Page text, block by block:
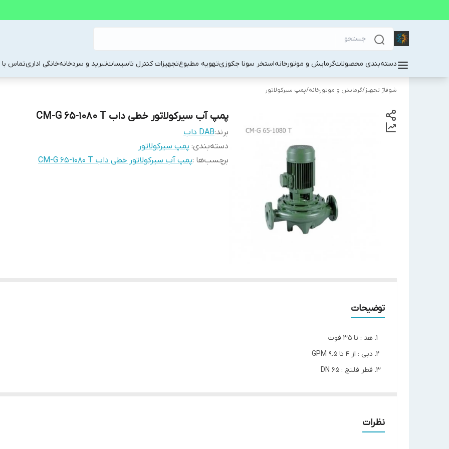
دسته‌بندی محصولاتگرمایش و موتورخانهاستخر سونا جکوزیتهویه مطبوعتجهیزات کنترل تاسیساتتبرید و سردخانهخانگی اداریتماس با
شوفاژ تجهیز/گرمایش و موتورخانه/پمپ سیرکولاتور
پمپ آب سیرکولاتور خطی داب CM-G 65-1080 T
برند:DAB داب
دسته‌بندی: پمپ سیرکولاتور
برچسب‌ها :پمپ آب سیرکولاتور خطی داب CM-G 65-1080 T
توضیحات
هد : تا 35 فوت
دبی : از 4 تا 9.5 GPM
قطر فلنج : 65 DN
مدل
نظرات